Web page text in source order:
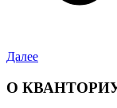
Далее
О